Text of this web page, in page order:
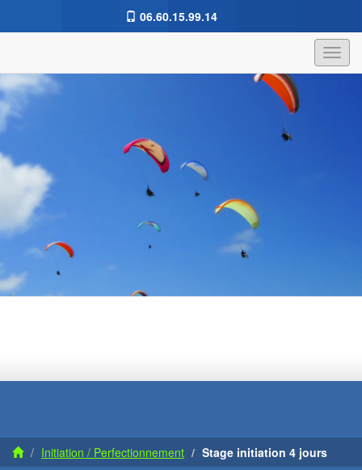
06.60.15.99.14
Initiation / Perfectionnement Stage initiation 4 jours